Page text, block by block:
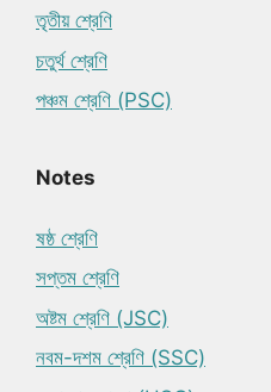
তৃতীয় শ্রেণি
চতুর্থ শ্রেণি
পঞ্চম শ্রেণি (PSC)
Notes
ষষ্ঠ শ্রেণি
সপ্তম শ্রেণি
অষ্টম শ্রেণি (JSC)
নবম-দশম শ্রেণি (SSC)